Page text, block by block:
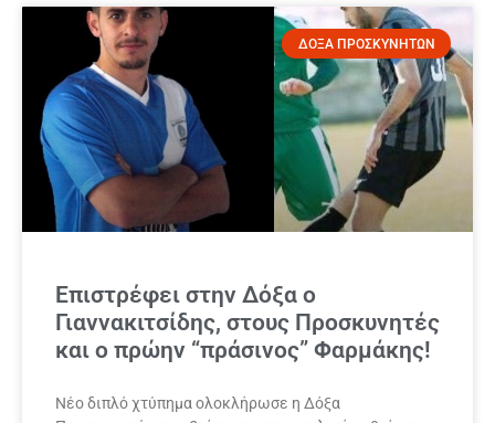
ΔΟΞΑ ΠΡΟΣΚΥΝΗΤΩΝ
Επιστρέφει στην Δόξα ο
Γιαννακιτσίδης, στους Προσκυνητές
και ο πρώην “πράσινος” Φαρμάκης!
Νέο διπλό χτύπημα ολοκλήρωσε η Δόξα